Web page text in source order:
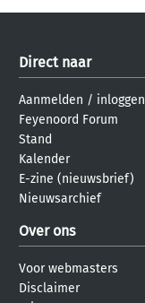
Direct naar
Aanmelden / inloggen
Feyenoord Forum
Stand
Kalender
E-zine (nieuwsbrief)
Nieuwsarchief
Over ons
Voor webmasters
Disclaimer